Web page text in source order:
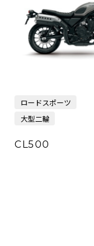
ロードスポーツ
大型二輪
CL500